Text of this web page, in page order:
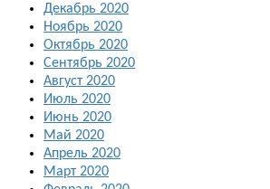
Декабрь 2020
Ноябрь 2020
Октябрь 2020
Сентябрь 2020
Август 2020
Июль 2020
Июнь 2020
Май 2020
Апрель 2020
Март 2020